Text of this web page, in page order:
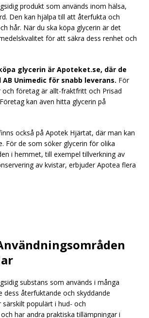
produkt som används inom hälsa,
Den kan hjälpa till att återfukta och
hår. När du ska köpa glycerin är det
för att säkra dess renhet och
glycerin är Apoteket.se, där de
AB Unimedic för snabb leverans. För
och företag är allt-fraktfritt och Prisad
kan även hitta glycerin på
också på Apotek Hjärtat, där man kan
För de som söker glycerin för olika
i hemmet, till exempel tillverkning av
av kvistar, erbjuder Apotea flera
substans som används i många
dess återfuktande och skyddande
särskilt populärt i hud- och
har andra praktiska tillämpningar i